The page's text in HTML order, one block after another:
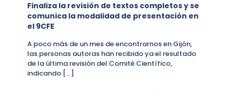
Finaliza la revisión de textos completos y se
comunica la modalidad de presentación en
el 9CFE
A poco más de un mes de encontrarnos en Gijón,
las personas autoras han recibido ya el resultado
de la última revisión del Comité Científico,
indicando […]